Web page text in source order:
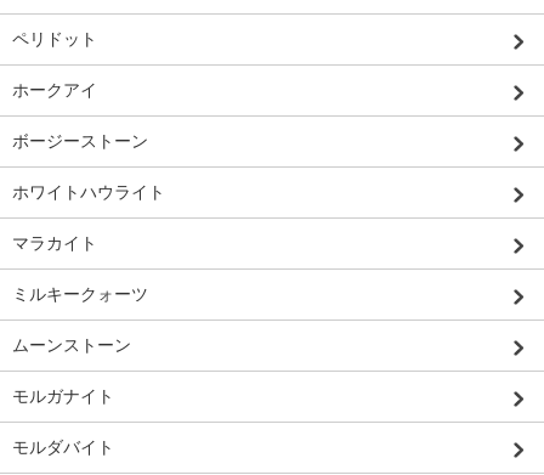
ペリドット
ホークアイ
ボージーストーン
ホワイトハウライト
マラカイト
ミルキークォーツ
ムーンストーン
モルガナイト
モルダバイト